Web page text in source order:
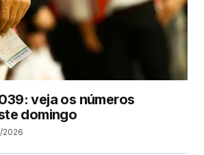
veja os números
domingo
2026